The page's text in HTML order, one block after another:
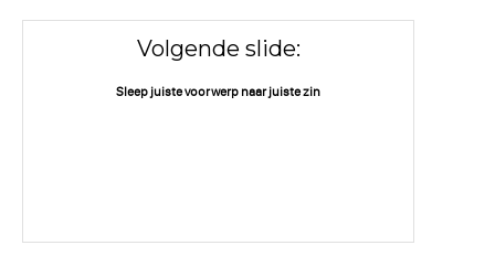
Volgende slide:
Sleep juiste voorwerp naar juiste zin